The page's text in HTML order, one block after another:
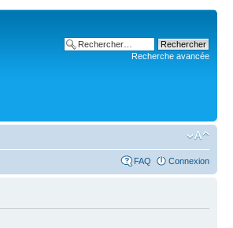
Recherche avancée
FAQ Connexion